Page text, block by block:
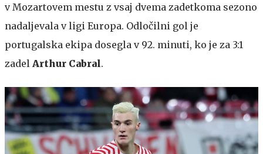
v Mozartovem mestu z vsaj dvema zadetkoma sezono
nadaljevala v ligi Europa. Odločilni gol je
portugalska ekipa dosegla v 92. minuti, ko je za 3:1
zadel Arthur Cabral.